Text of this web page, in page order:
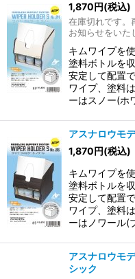
1,870円(税込)
在庫切れです。
お知らせをいた
キムワイプを
塗料ボトルを
安定して配置
ワイプ、塗料
ーはスノー(ホ
アスナロウモ
1,870円(税込)
キムワイプを
塗料ボトルを
安定して配置
ワイプ、塗料
ーはノワール(
アスナロウモ
シック